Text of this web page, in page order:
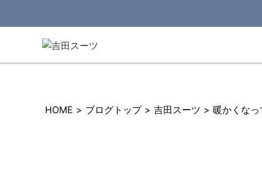
HOME > ブログトップ > 吉田スーツ > 暖かくなっ